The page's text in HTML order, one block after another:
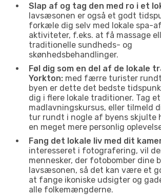
Slap af og tag den med ro i et
lavsæsonen er også et godt
forkæle dig selv med lokale spa-
aktiviteter, f.eks. at få massage
traditionelle sundheds- og
skønhedsbehandlinger.
Føl dig som en del af de lokale
Yorkton: med færre turister
byen er dette det bedste
dig i flere lokale traditioner. Tag et
madlavningskursus, eller tilmeld
tur rundt i nogle af byens skjulte
en meget mere personlig
Fang det lokale liv med dit
interesseret i fotografering, vil
mennesker, der fotobomber dine
lavsæsonen, så det kan være et
at fange ikoniske udsigter og
alle folkemængderne.